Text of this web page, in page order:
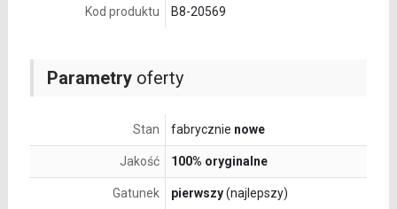
Parametryoferty
Stan fabrycznie nowe
Jakość 100% oryginalne
Gatunek pierwszy(najlepszy)
Kod produktu B8-20569